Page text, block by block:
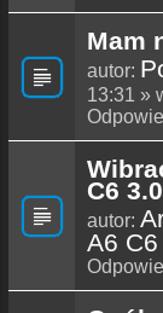
Mam
autor:
13:31 »
C6
autor:
A6